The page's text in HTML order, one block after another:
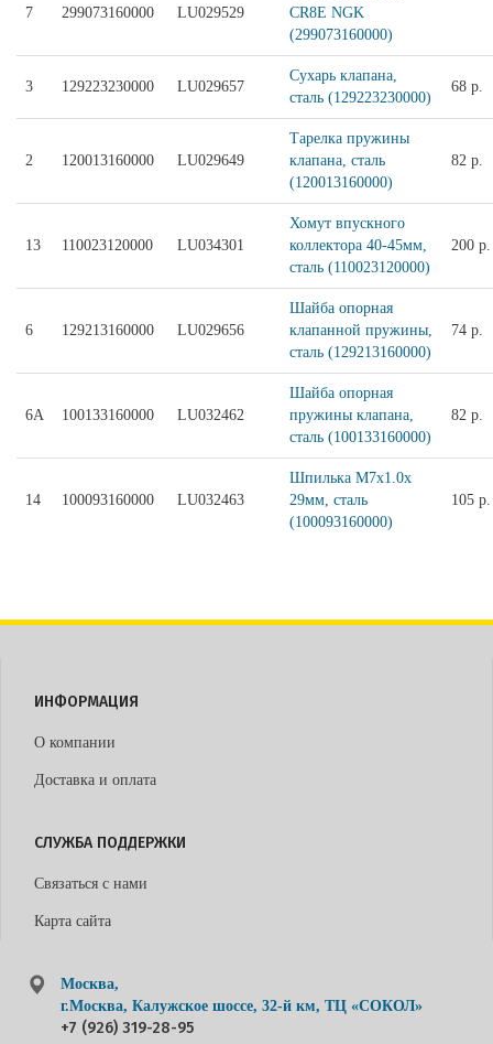
7 299073160000 LU029529
CR8E NGK
(299073160000)
3 129223230000 LU029657
Сухарь клапана,
сталь (129223230000)
68 р.
2 120013160000 LU029649
Тарелка пружины
клапана, сталь
(120013160000)
82 р.
13 110023120000 LU034301
Хомут впускного
коллектора 40-45мм,
сталь (110023120000)
200 р.
6 129213160000 LU029656
Шайба опорная
клапанной пружины,
сталь (129213160000)
74 р.
6A 100133160000 LU032462
Шайба опорная
пружины клапана,
сталь (100133160000)
82 р.
14 100093160000 LU032463
Шпилька M7x1.0х
29мм, сталь
(100093160000)
105 р.
ИНФОРМАЦИЯ
О компании
Доставка и оплата
СЛУЖБА ПОДДЕРЖКИ
Связаться с нами
Карта сайта
Москва,
г.Москва, Калужское шоссе, 32-й км, ТЦ «СОКОЛ»
+7 (926) 319-28-95